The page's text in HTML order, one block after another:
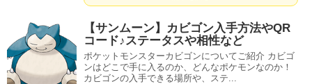
【サンムーン】カビゴン入手方法やQR
コード♪ステータスや相性など
ポケットモンスターカビゴンについてご紹介 カビゴ
ンはどこで手に入るのか、どんなポケモンなのか！
カビゴンの入手できる場所や、ステ...